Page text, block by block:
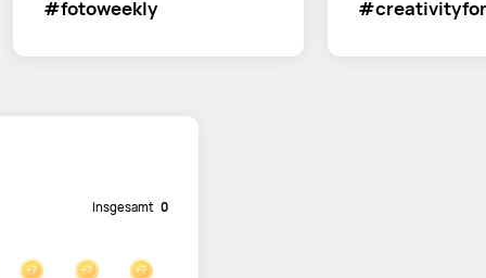
#fotoweekly
Insgesamt 0
+? +? +?